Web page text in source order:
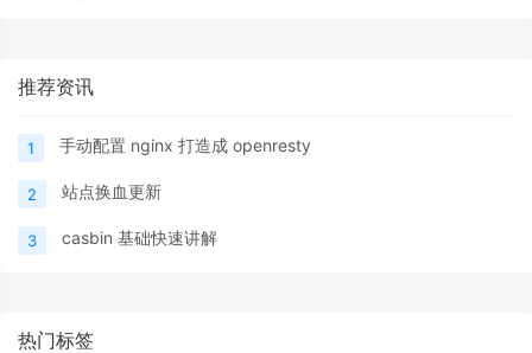
推荐资讯
1 手动配置 nginx 打造成 openresty
2 站点换血更新
3 casbin 基础快速讲解
热门标签